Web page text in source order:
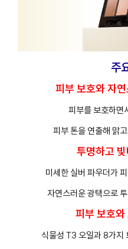
주
피부 보호와 자
피부를 보호하면
피부 톤을 연출해 맑
투명하고
미세한 실버 파우더가
자연스러운 광택으로
피부 보호와
식물성 T3 오일과 8가지